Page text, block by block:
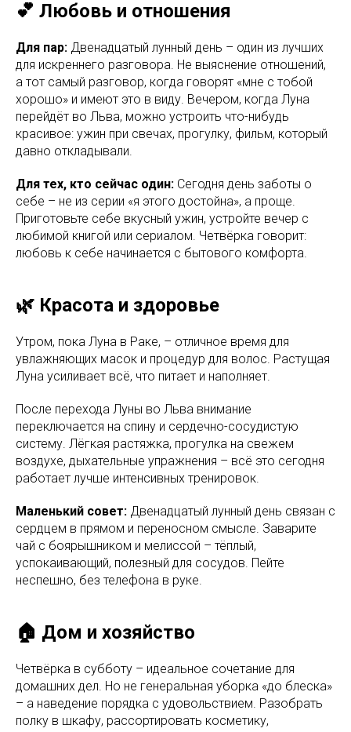
💕 Любовь и отношения
Для пар: Двенадцатый лунный день – один из лучших
для искреннего разговора. Не выяснение отношений,
а тот самый разговор, когда говорят «мне с тобой
хорошо» и имеют это в виду. Вечером, когда Луна
перейдёт во Льва, можно устроить что-нибудь
красивое: ужин при свечах, прогулку, фильм, который
давно откладывали.
Для тех, кто сейчас один: Сегодня день заботы о
себе – не из серии «я этого достойна», а проще.
Приготовьте себе вкусный ужин, устройте вечер с
любимой книгой или сериалом. Четвёрка говорит:
любовь к себе начинается с бытового комфорта.
🌿 Красота и здоровье
Утром, пока Луна в Раке, – отличное время для
увлажняющих масок и процедур для волос. Растущая
Луна усиливает всё, что питает и наполняет.
После перехода Луны во Льва внимание
переключается на спину и сердечно-сосудистую
систему. Лёгкая растяжка, прогулка на свежем
воздухе, дыхательные упражнения – всё это сегодня
работает лучше интенсивных тренировок.
Маленький совет: Двенадцатый лунный день связан с
сердцем в прямом и переносном смысле. Заварите
чай с боярышником и мелиссой – тёплый,
успокаивающий, полезный для сосудов. Пейте
неспешно, без телефона в руке.
🏠 Дом и хозяйство
Четвёрка в субботу – идеальное сочетание для
домашних дел. Но не генеральная уборка «до блеска»
– а наведение порядка с удовольствием. Разобрать
полку в шкафу, рассортировать косметику,